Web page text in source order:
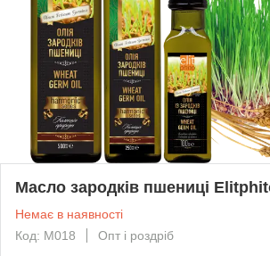
Масло зародків пшениці
Немає в наявності
Код: М018
Опт і роздріб